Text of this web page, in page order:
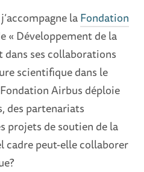
laFondation
« Développement de la
dans ses collaborations
scientifique dans le
Airbus déploie
des partenariats
projets de soutien de la
cadre peut-elle collaborer